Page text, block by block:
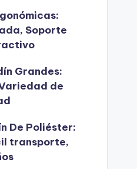
Soporte
Grandes:
de
De Poliéster:
transporte,